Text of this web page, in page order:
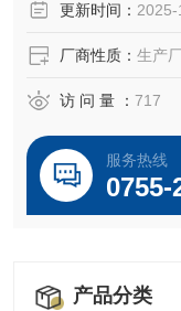
更新时间：
厂商性质： 生产
访 问 量 ： 717
服务热线
0755-
产品分类